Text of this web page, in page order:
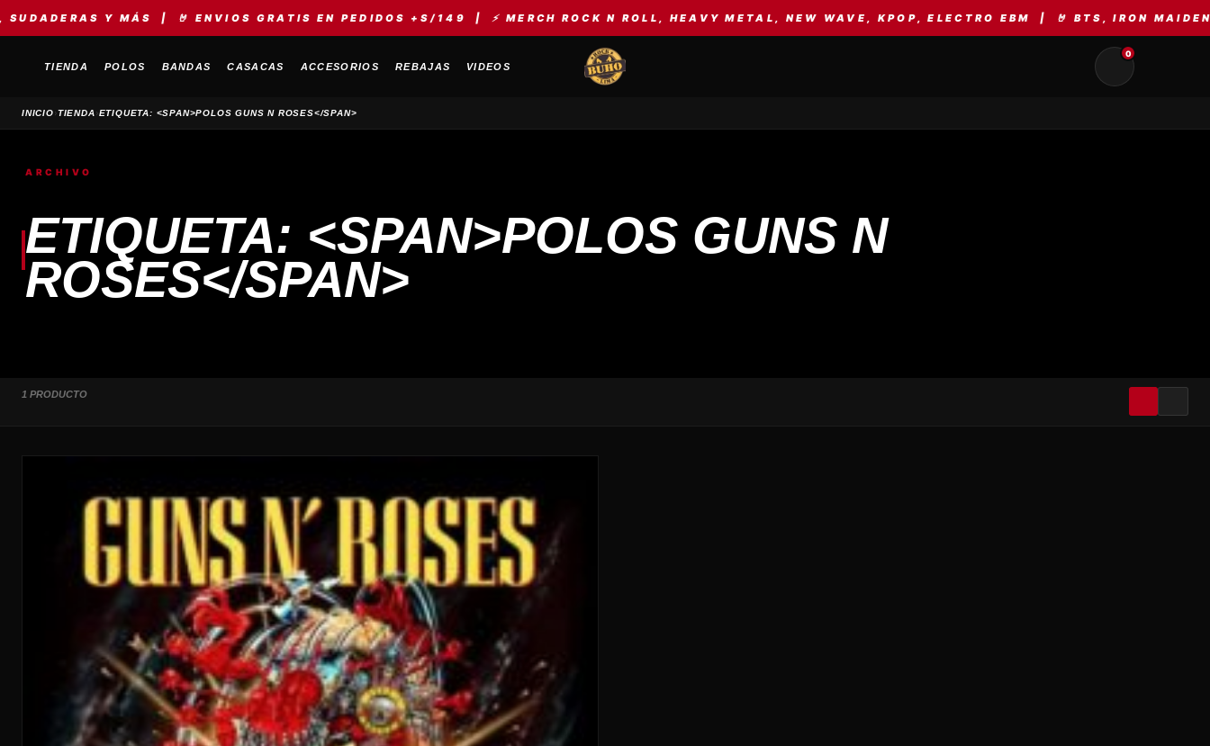
Y MÁS | 🤘 ENVIOS GRATIS EN PEDIDOS +S/149 | ⚡ MERCH ROCK N ROLL, HEAVY METAL, NEW WAVE, KPOP, ELECTRO EBM | 🤘 BTS, IRON MAIDEN,
TIENDA POLOS BANDAS CASACAS ACCESORIOS REBAJAS VIDEOS
0
INICIO›TIENDA›ETIQUETA: <SPAN>POLOS GUNS N ROSES</SPAN>
ARCHIVO
ETIQUETA: <SPAN>POLOS GUNS N
ROSES</SPAN>
1 PRODUCTO